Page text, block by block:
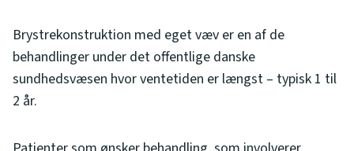
Brystrekonstruktion med eget væv er en af de
behandlinger under det offentlige danske
sundhedsvæsen hvor ventetiden er længst – typisk 1 til
2 år.